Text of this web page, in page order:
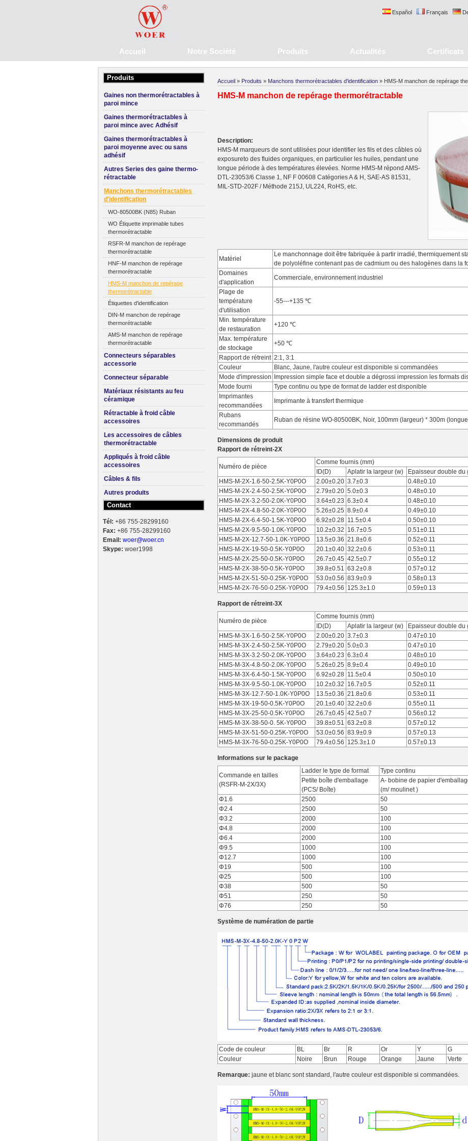
Español Français
Accueil Notre Société Produits Actualités Certificats
Produits
Gaines non thermorétractables à
paroi mince
Gaines thermorétractables à
paroi mince avec Adhésif
Gaines thermorétractables à
paroi moyenne avec ou sans
adhésif
Autres Series des gaine thermo-
rétractable
Manchons thermorétractables
d'identification
WO-80500BK (N85) Ruban
WO Étiquette imprimable tubes
thermorétractable
RSFR-M manchon de repérage
thermorétractable
HNF-M manchon de repérage
thermorétractable
HMS-M manchon de repérage
thermorétractable
Étiquettes d'identification
DIN-M manchon de repérage
thermorétractable
AMS-M manchon de repérage
thermorétractable
Connecteurs séparables
accessorie
Connecteur séparable
Matériaux résistants au feu
céramique
Rétractable à froid câble
accessoires
Les accessoires de câbles
thermorétractable
Appliqués à froid câble
accessoires
Câbles & fils
Autres produits
Contact
Tél: +86 755-28299160
Fax: +86 755-28299160
Email: woer@woer.cn
Skype: woer1998
Accueil » Produits » Manchons thermorétractables d'identification » HMS-M manchon de repérage
HMS-M manchon de repérage thermorétractable
Description:
HMS-M marqueurs de sont utilisées pour identifier les fils et des câbles où
exposureto des fluides organiques, en particulier les huiles, pendant une
longue période à des températures élevées. Norme HMS-M répond AMS-
DTL-23053/6 Classe 1, NF F 00608 Catégories A & H, SAE-AS 81531,
MIL-STD-202F / Méthode 215J, UL224, RoHS, etc.
Matériel
Le manchonnage doit être fabriquée à partir irradié, thermiquement
de polyoléfine contenant pas de cadmium ou des halogènes dans la
Domaines
d'application
Commerciale, environnement industriel
Plage de
température
d'utilisation
-55---+135 ℃
Min. température
de restauration
+120 ℃
Max. température
de stockage
+50 ℃
Rapport de rétreint 2:1, 3:1
Couleur
Blanc, Jaune, l'autre couleur est disponible si commandées
Mode d'impression
Impression simple face et double a dégrossi impression les formats
Mode fourni
Type continu ou type de format de ladder est disponible
Imprimantes
recommandées
Imprimante à transfert thermique
Rubans
recommandés
Ruban de résine WO-80500BK, Noir, 100mm (largeur) * 300m
Dimensions de produit
Rapport de rétreint-2X
Numéro de pièce
Comme fournis (mm)
ID(D)
Aplatir la largeur (w) Epaisseur double du
HMS-M-2X-1.6-50-2.5K-Y0P0O
2.00±0.20 3.7±0.3 0.48±0.10
HMS-M-2X-2.4-50-2.5K-Y0P0O
2.79±0.20 5.0±0.3 0.48±0.10
HMS-M-2X-3.2-50-2.0K-Y0P0O
3.64±0.23 6.3±0.4 0.48±0.10
HMS-M-2X-4.8-50-2.0K-Y0P0O
5.26±0.25 8.9±0.4 0.49±0.10
HMS-M-2X-6.4-50-1.5K-Y0P0O
6.92±0.28 11.5±0.4 0.50±0.10
HMS-M-2X-9.5-50-1.0K-Y0P0O
10.2±0.32 16.7±0.5 0.51±0.11
HMS-M-2X-12.7-50-1.0K-Y0P0O
13.5±0.36 21.8±0.6 0.52±0.11
HMS-M-2X-19-50-0.5K-Y0P0O
20.1±0.40 32.2±0.6 0.53±0.11
HMS-M-2X-25-50-0.5K-Y0P0O
26.7±0.45 42.5±0.7 0.55±0.12
HMS-M-2X-38-50-0.5K-Y0P0O
39.8±0.51 63.2±0.8 0.57±0.12
HMS-M-2X-51-50-0.25K-Y0P0O
53.0±0.56 83.9±0.9 0.58±0.13
HMS-M-2X-76-50-0.25K-Y0P0O
79.4±0.56 125.3±1.0 0.59±0.13
Rapport de rétreint-3X
Numéro de pièce
Comme fournis (mm)
ID(D)
Aplatir la largeur (w) Epaisseur double du
HMS-M-3X-1.6-50-2.5K-Y0P0O
2.00±0.20 3.7±0.3 0.47±0.10
HMS-M-3X-2.4-50-2.5K-Y0P0O
2.79±0.20 5.0±0.3 0.47±0.10
HMS-M-3X-3.2-50-2.0K-Y0P0O
3.64±0.23 6.3±0.4 0.48±0.10
HMS-M-3X-4.8-50-2.0K-Y0P0O
5.26±0.25 8.9±0.4 0.49±0.10
HMS-M-3X-6.4-50-1.5K-Y0P0O
6.92±0.28 11.5±0.4 0.50±0.10
HMS-M-3X-9.5-50-1.0K-Y0P0O
10.2±0.32 16.7±0.5 0.52±0.11
HMS-M-3X-12.7-50-1.0K-Y0P0O
13.5±0.36 21.8±0.6 0.53±0.11
HMS-M-3X-19-50-0.5K-Y0P0O
20.1±0.40 32.2±0.6 0.55±0.11
HMS-M-3X-25-50-0.5K-Y0P0O
26.7±0.45 42.5±0.7 0.56±0.12
HMS-M-3X-38-50-0. 5K-Y0P0O
39.8±0.51 63.2±0.8 0.57±0.12
HMS-M-3X-51-50-0.25K-Y0P0O
53.0±0.56 83.9±0.9 0.57±0.13
HMS-M-3X-76-50-0.25K-Y0P0O
79.4±0.56 125.3±1.0 0.57±0.13
Informations sur le package
Commande en tailles
(RSFR-M-2X/3X)
Ladder le type de format
Type continu
Petite boîte d'emballage
(PCS/ Boîte)
A- bobine de papier
(m/ moulinet )
Φ1.6
2500 50
Φ2.4
2500 50
Φ3.2
2000 100
Φ4.8
2000 100
Φ6.4
2000 100
Φ9.5
1000 100
Φ12.7
1000 100
Φ19
500 100
Φ25
500 100
Φ38
500 50
Φ51
250 50
Φ76
250 50
Système de numération de partie
Code de couleur BL Br R Or Y G
Couleur
Noire Brun Rouge Orange Jaune Verte
Remarque: jaune et blanc sont standard, l'autre couleur est disponible si commandées.